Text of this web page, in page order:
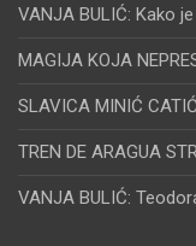
VANJA BULIĆ: Kako
MAGIJA KOJA
SLAVICA MINIĆ
TREN DE ARAGUA
VANJA BULIĆ: